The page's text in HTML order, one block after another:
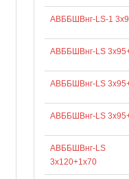
АВББШВнг-LS-1
АВББШВнг-LS
АВББШВнг-LS
АВББШВнг-LS
АВББШВнг-LS
3х120+1х70